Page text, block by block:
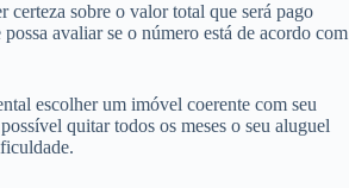
certeza sobre o valor total que será pago
possa avaliar se o número está de acordo com
escolher um imóvel coerente com seu
quitar todos os meses o seu aluguel